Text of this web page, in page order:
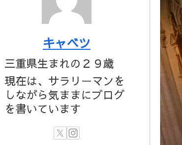
キャベツ
三重県生まれの２９歳
現在は、サラリーマンを
しながら気ままにブログ
を書いています